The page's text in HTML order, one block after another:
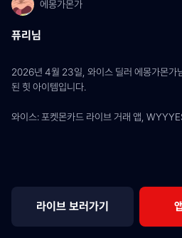
에몽가몬가
퓨리님
2026년 4월 23일, 와이스 딜러 에몽가몬가
된 힛 아이템입니다.
와이스: 포켓몬카드 라이브 거래 앱,
라이브 보러가기